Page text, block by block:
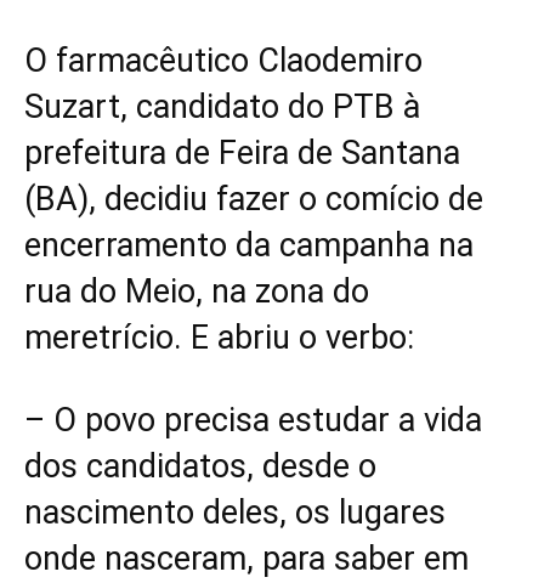
O farmacêutico Claodemiro
Suzart, candidato do PTB à
prefeitura de Feira de Santana
(BA), decidiu fazer o comício de
encerramento da campanha na
rua do Meio, na zona do
meretrício. E abriu o verbo:
– O povo precisa estudar a vida
dos candidatos, desde o
nascimento deles, os lugares
onde nasceram, para saber em